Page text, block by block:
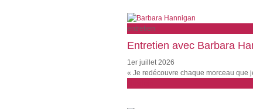
entretien
Entretien avec Barbara
1er juillet 2026
« Je redécouvre chaque morceau que